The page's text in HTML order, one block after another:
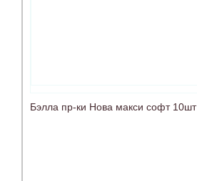
Бэлла пр-ки Нова макси софт 10шт